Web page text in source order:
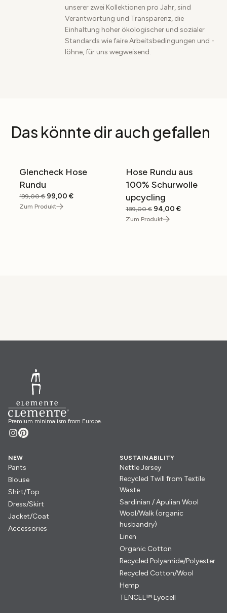
unserer zwei Kollektionen pro Jahr, sind
Verantwortung und Transparenz, die
Einhaltung hoher ökologischer und sozialer
Standards wie faire Arbeitsbedingungen und -
löhne, für uns wegweisend.
Das könnte dir auch gefallen
SALE
Glencheck Hose
Rundu
199,00€ Original
price
99,00€Current
Zum Produkt
SALE
Hose Rundu aus
100% Schurwolle
upcycling
189,00€ Original
price
94,00 €Current
Zum Produkt
Premium minimalism from Europe.
NEW
Pants
Blouse
Shirt/Top
Dress/Skirt
Jacket/Coat
Accessories
SUSTAINABILITY
Nettle Jersey
Recycled Twill from Textile
Waste
Sardinian / Apulian Wool
Wool/Walk (organic
husbandry)
Linen
Organic Cotton
Recycled Polyamide/Polyester
Recycled Cotton/Wool
Hemp
TENCEL™ Lyocell